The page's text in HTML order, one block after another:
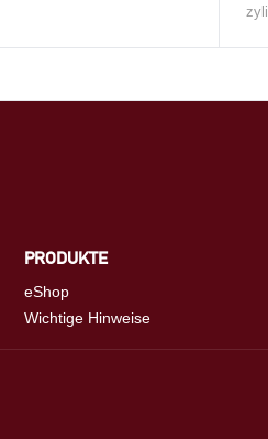
PRODUKTE
eShop
Wichtige Hinweise